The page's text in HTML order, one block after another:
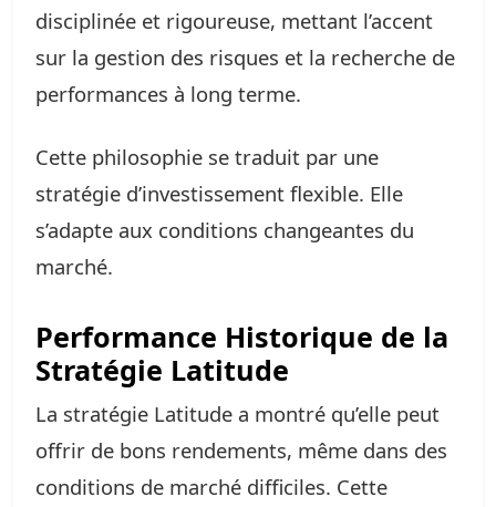
disciplinée et rigoureuse, mettant l’accent
sur la gestion des risques et la recherche de
performances à long terme.
Cette philosophie se traduit par une
stratégie d’investissement flexible. Elle
s’adapte aux conditions changeantes du
marché.
Performance Historique de la
Stratégie Latitude
La stratégie Latitude a montré qu’elle peut
offrir de bons rendements, même dans des
conditions de marché difficiles. Cette